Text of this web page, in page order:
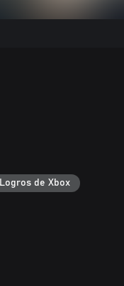
Logros de Xbox